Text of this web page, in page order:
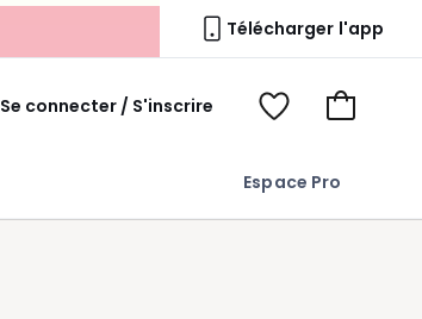
Télécharger l'app
Espace Pro
Se connecter / S'inscrire
Mon
Voir
Voir